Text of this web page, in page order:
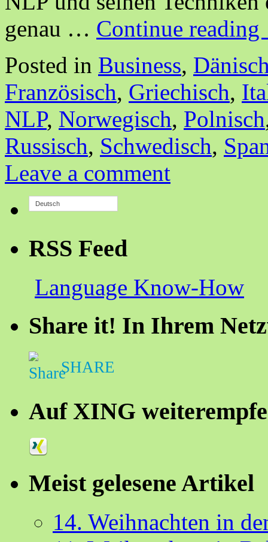
genau … Continue reading
Posted in Business,
Französisch, Griechisch,
NLP, Norwegisch, Polnisch
Russisch, Schwedisch,
Leave a comment
Deutsch
RSS Feed
Language Know-How
Share it! In Ihrem
SHARE
Auf XING
Meist gelesene Artikel
14. Weihnachten in